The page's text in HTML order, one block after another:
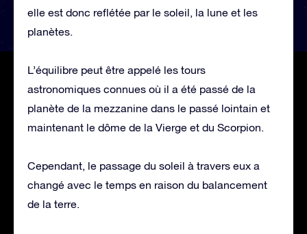
elle est donc reflétée par le soleil, la lune et les
planètes.
L’équilibre peut être appelé les tours
astronomiques connues où il a été passé de la
planète de la mezzanine dans le passé lointain et
maintenant le dôme de la Vierge et du Scorpion.
Cependant, le passage du soleil à travers eux a
changé avec le temps en raison du balancement
de la terre.